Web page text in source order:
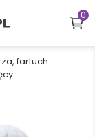
0
fartuch